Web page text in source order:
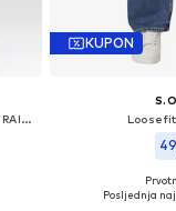
Loosefit Traperice '568® LOOSE STRAIGHT'
KUPON
Dostupno
Posljednja